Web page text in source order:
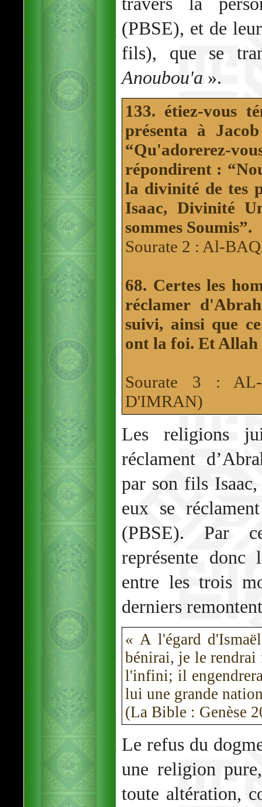
(PBSE), et de
fils), que se
Anoubou'a ».
133. étiez-vous
présenta à
“Qu'adorerez-
répondirent :
la divinité de tes
Isaac, Divinité
sommes Soumis”.
Sourate 2 : Al-
68. Certes les
réclamer
suivi, ainsi que
ont la foi. Et Allah
Sourate 3 :
D'IMRAN)
Les religions
réclament
par son fils
eux se
(PBSE). Par
représente donc
entre les trois
derniers
« A l'égard
bénirai, je le
l'infini; il
lui une grande
(La Bible : Genèse
Le refus du
une religion
toute altération,